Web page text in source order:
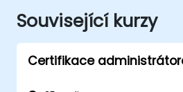
Související kurzy
Certifikace